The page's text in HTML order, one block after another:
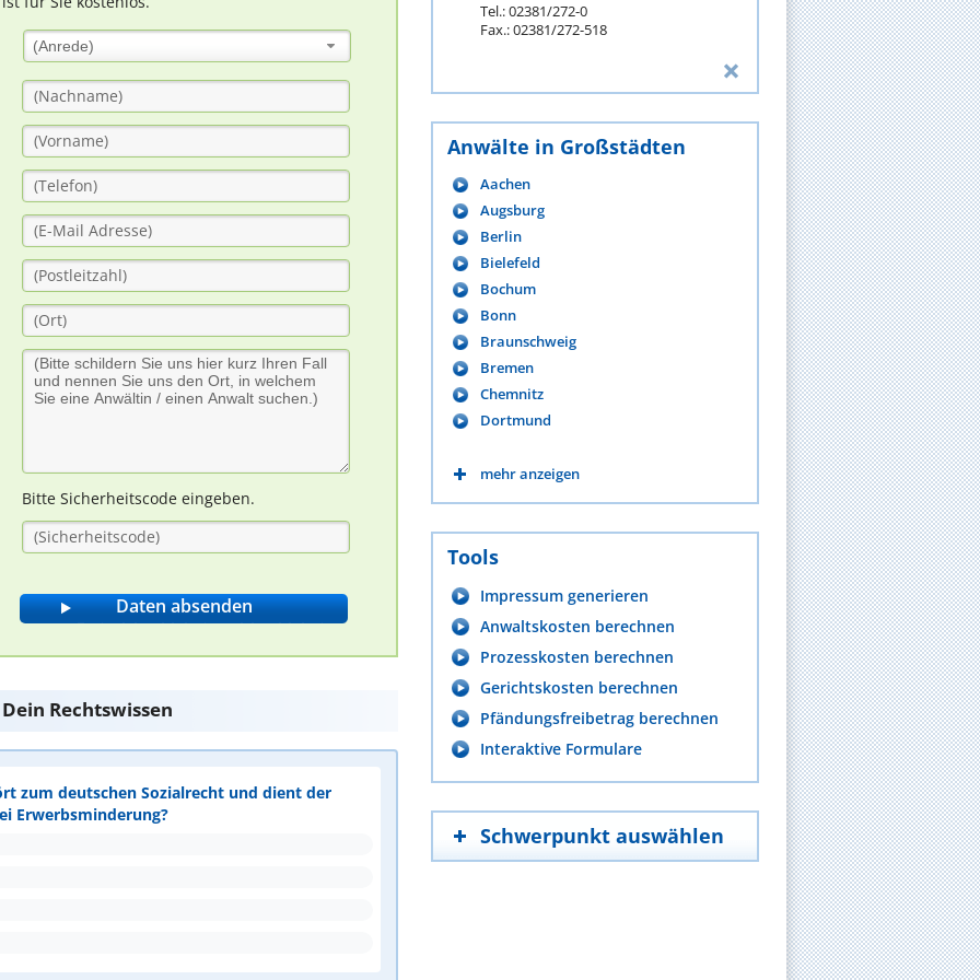
(Anrede)
Bitte Sicherheitscode eingeben.
Rechtswissen
zum deutschen Sozialrecht und dient der
Erwerbsminderung?
Tel.: 02381/272-0
Fax.: 02381/272-518
Anwälte in Großstädten
Aachen
Augsburg
Berlin
Bielefeld
Bochum
Bonn
Braunschweig
Bremen
Chemnitz
Dortmund
mehr anzeigen
Tools
Impressum generieren
Anwaltskosten berechnen
Prozesskosten berechnen
Gerichtskosten berechnen
Pfändungsfreibetrag berechnen
Interaktive Formulare
Schwerpunkt auswählen